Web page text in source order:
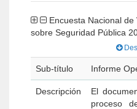
sobre Seguridad Pública
Sub-título Informe
Descripción
El
proceso